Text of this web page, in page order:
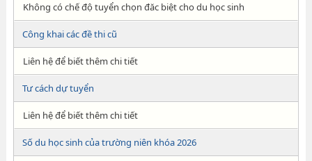
Không có chế độ tuyển chọn đăc biệt cho du học sinh
Công khai các đề thi cũ
Liên hệ để biết thêm chi tiết
Tư cách dự tuyển
Liên hệ để biết thêm chi tiết
Số du học sinh của trường niên khóa 2026